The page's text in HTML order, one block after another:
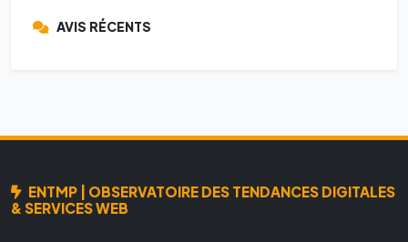
AVIS RÉCENTS
ENTMP | OBSERVATOIRE DES TENDANCES DIGITALES
& SERVICES WEB